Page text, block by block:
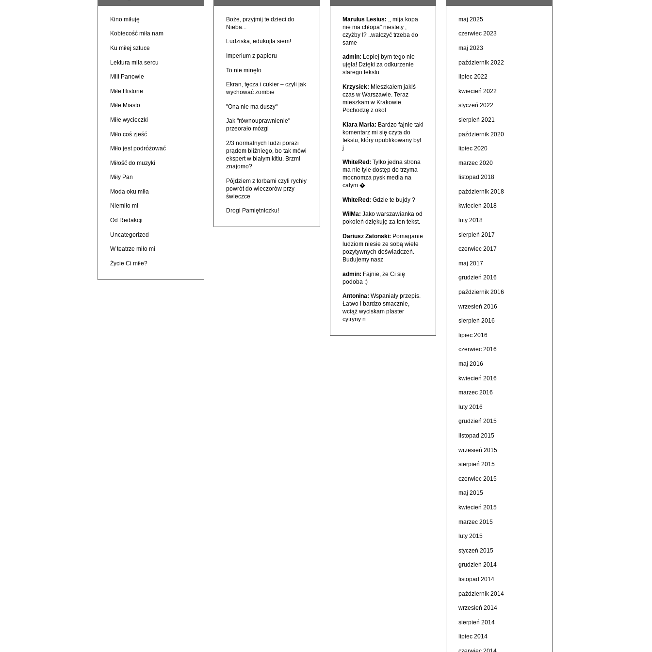
Kino miłuję
Kobiecość miła nam
Ku miłej sztuce
Lektura miła sercu
Mili Panowie
Miłe Historie
Miłe Miasto
Miłe wycieczki
Miło coś zjeść
Miło jest podróżować
Miłość do muzyki
Miły Pan
Moda oku miła
Niemiło mi
Od Redakcji
Uncategorized
W teatrze miło mi
Życie Ci miłe?
Boże, przyjmij te dzieci do
Nieba...
Ludziska, edukujta siem!
Imperium z papieru
To nie minęło
Ekran, tęcza i cukier – czyli jak
wychować zombie
"Ona nie ma duszy"
Jak "równouprawnienie"
przeorało mózgi
2/3 normalnych ludzi porazi
prądem bliźniego, bo tak mówi
ekspert w białym kitlu. Brzmi
znajomo?
Pójdziem z torbami czyli rychły
powrót do wieczorów przy
świeczce
Drogi Pamiętniczku!
Marulus Lesius: ,, mija kopa
nie ma chłopa" niestety ,
czyżby !? ..walczyć trzeba do
same
admin: Lepiej bym tego nie
ujęła! Dzięki za odkurzenie
starego tekstu.
Krzysiek: Mieszkałem jakiś
czas w Warszawie. Teraz
mieszkam w Krakowie.
Pochodzę z okol
Klara Maria: Bardzo fajnie taki
komentarz mi się czyta do
tekstu, który opublikowany był
j
WhiteRed: Tylko jedna strona
ma nie tyle dostęp do trzyma
mocnomza pysk media na
całym �
WhiteRed: Gdzie te bujdy ?
WilMa: Jako warszawianka od
pokoleń dziękuję za ten tekst.
Dariusz Zatonski: Pomaganie
ludziom niesie ze sobą wiele
pozytywnych doświadczeń.
Budujemy nasz
admin: Fajnie, że Ci się
podoba :)
Antonina: Wspaniały przepis.
Łatwo i bardzo smacznie,
wciąż wyciskam plaster
cytryny n
maj 2025
czerwiec 2023
maj 2023
październik 2022
lipiec 2022
kwiecień 2022
styczeń 2022
sierpień 2021
październik 2020
lipiec 2020
marzec 2020
listopad 2018
październik 2018
kwiecień 2018
luty 2018
sierpień 2017
czerwiec 2017
maj 2017
grudzień 2016
październik 2016
wrzesień 2016
sierpień 2016
lipiec 2016
czerwiec 2016
maj 2016
kwiecień 2016
marzec 2016
luty 2016
grudzień 2015
listopad 2015
wrzesień 2015
sierpień 2015
czerwiec 2015
maj 2015
kwiecień 2015
marzec 2015
luty 2015
styczeń 2015
grudzień 2014
listopad 2014
październik 2014
wrzesień 2014
sierpień 2014
lipiec 2014